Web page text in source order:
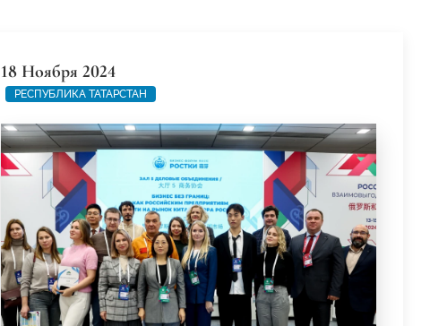
18 Ноября 2024
РЕСПУБЛИКА ТАТАРСТАН